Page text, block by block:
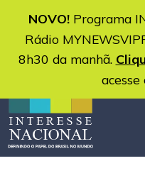
NOVO!Programa
Rádio
8h30 da manhã.
acesse